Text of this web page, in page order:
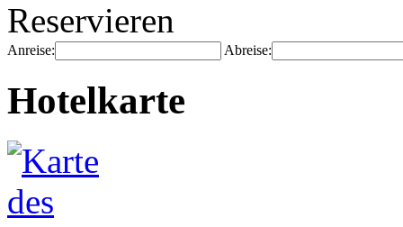
Reservieren
Anreise: Abreise:
Hotelkarte